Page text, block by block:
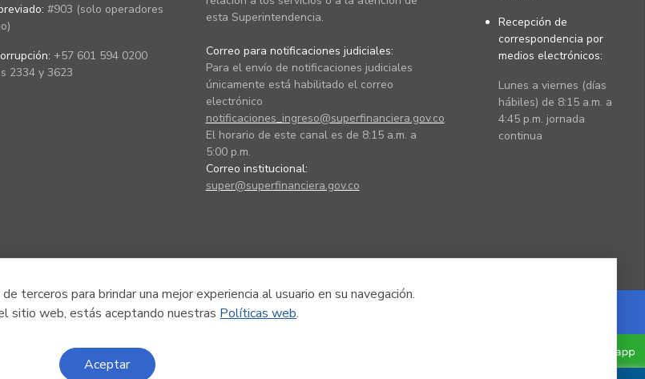
terceros para brindar una mejor experiencia al usuario en su navegación.
sitio web, estás aceptando nuestras Políticas web.
Aceptar
#903 (solo operadores
+57 601 594 0200
2334 y 3623
esta Superintendencia.
Correo para notificaciones judiciales:
Para el envío de notificaciones judiciales
únicamente está habilitado el correo
electrónico
notificaciones_ingreso@superfinanciera.gov.co
El horario de este canal es de 8:15 a.m. a
5:00 p.m.
Correo institucional:
super@superfinanciera.gov.co
Recepción de
correspondencia por
medios electrónicos:
Lunes a viernes (días
hábiles) de 8:15 a.m. a
4:45 p.m. jornada
continua
Powered by Nexura